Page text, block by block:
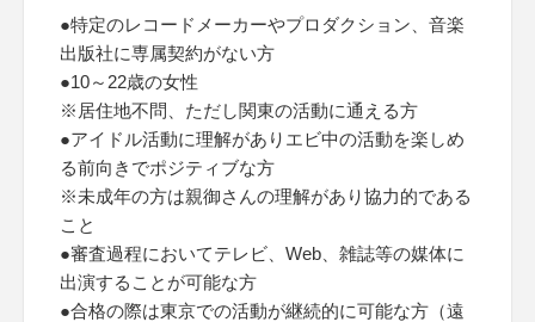
●特定のレコードメーカーやプロダクション、音楽
出版社に専属契約がない方
●10～22歳の女性
※居住地不問、ただし関東の活動に通える方
●アイドル活動に理解がありエビ中の活動を楽しめ
る前向きでポジティブな方
※未成年の方は親御さんの理解があり協力的である
こと
●審査過程においてテレビ、Web、雑誌等の媒体に
出演することが可能な方
●合格の際は東京での活動が継続的に可能な方（遠